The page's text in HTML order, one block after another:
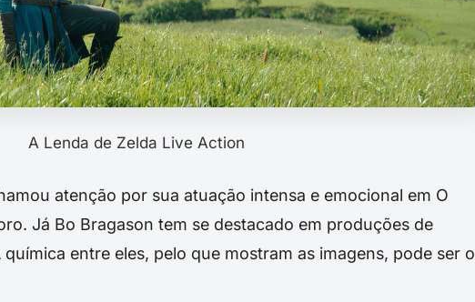
A Lenda de Zelda Live Action
atenção por sua atuação intensa e emocional em O
Já Bo Bragason tem se destacado em produções de
entre eles, pelo que mostram as imagens, pode ser o